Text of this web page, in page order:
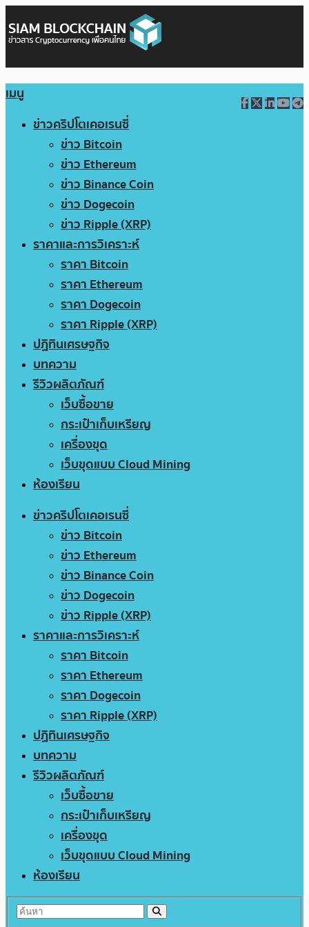
เมนู
ข่าวคริปโตเคอเรนซี่
ข่าว Bitcoin
ข่าว Ethereum
ข่าว Binance Coin
ข่าว Dogecoin
ข่าว Ripple (XRP)
ราคาและการวิเคราะห์
ราคา Bitcoin
ราคา Ethereum
ราคา Dogecoin
ราคา Ripple (XRP)
ปฏิทินเศรษฐกิจ
บทความ
รีวิวผลิตภัณฑ์
เว็บซื้อขาย
กระเป๋าเก็บเหรียญ
เครื่องขุด
เว็บขุดแบบ Cloud Mining
ห้องเรียน
ข่าวคริปโตเคอเรนซี่
ข่าว Bitcoin
ข่าว Ethereum
ข่าว Binance Coin
ข่าว Dogecoin
ข่าว Ripple (XRP)
ราคาและการวิเคราะห์
ราคา Bitcoin
ราคา Ethereum
ราคา Dogecoin
ราคา Ripple (XRP)
ปฏิทินเศรษฐกิจ
บทความ
รีวิวผลิตภัณฑ์
เว็บซื้อขาย
กระเป๋าเก็บเหรียญ
เครื่องขุด
เว็บขุดแบบ Cloud Mining
ห้องเรียน